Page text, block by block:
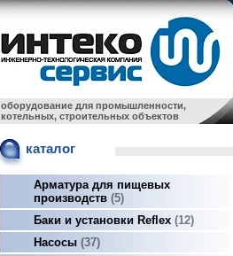
оборудование для промышленности,
котельных, строительных объектов
каталог
Арматура для пищевых
производств 5
Баки и установки Reflex 12
Насосы 37